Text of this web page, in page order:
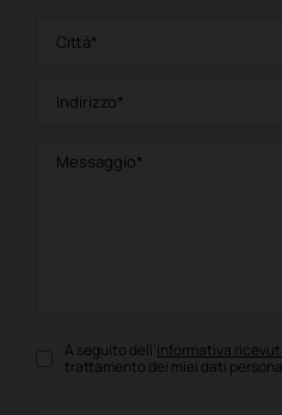
A seguito dell’informativa
trattamento dei miei dati